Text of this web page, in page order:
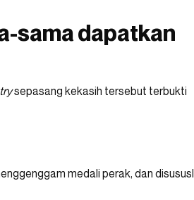
sama dapatkan
sepasang kekasih tersebut terbukti
medali perak, dan disususl